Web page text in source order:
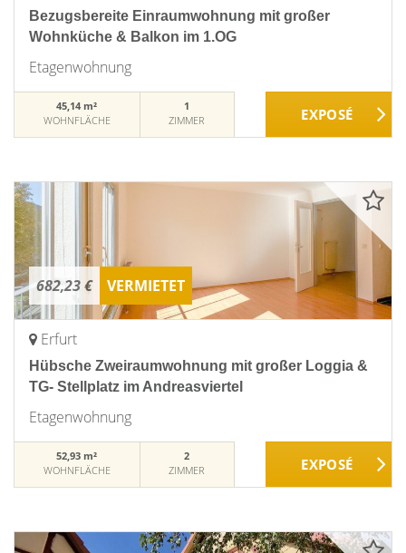
Bezugsbereite Einraumwohnung mit großer
Wohnküche & Balkon im 1.OG
Etagenwohnung
45,14 m²
WOHNFLÄCHE
1
ZIMMER
682,23 € VERMIETET
Erfurt
Hübsche Zweiraumwohnung mit großer Loggia &
TG- Stellplatz im Andreasviertel
Etagenwohnung
52,93 m²
WOHNFLÄCHE
2
ZIMMER